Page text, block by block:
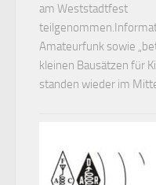
am Weststadtfest
Amateurfunk sowie
kleinen Bausätzen für
standen wieder im